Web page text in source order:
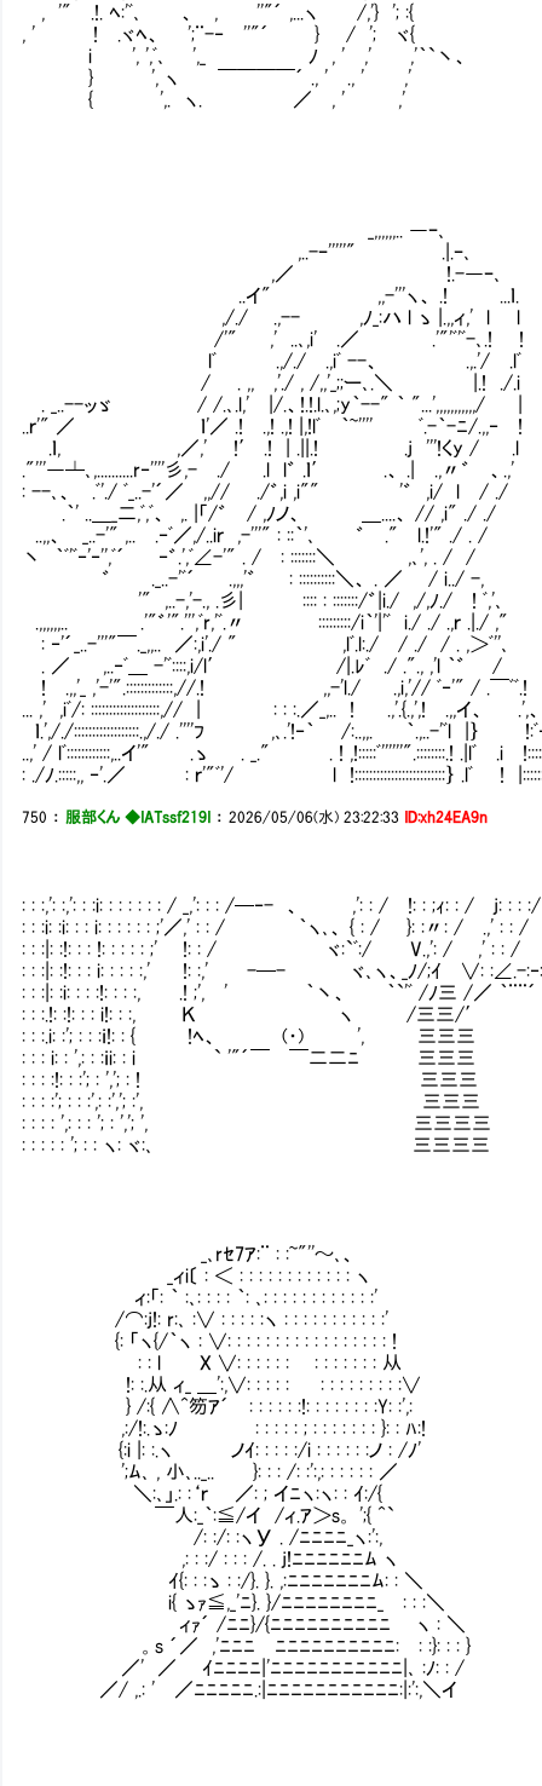
, '" .!. ﾍ:'ﾞ､ 、 , ''"´ ,...ヽ /,'} '; :{
, ' ! .ヾﾍ、 ';¨-‐ ''"´ } / '; ヾ{
i ', ',ﾞ､ ',_ ﾉ , ' ,' ,'｀`丶、
} ', ヽ ￣￣￣￣´ ., ' ., ' ,'
{ ',. ヽ. ／ , ' ,'
_,,,,,,.. ―ｰ､
,..-ｰ'''''" .|.ｰ､
,／ !.-―ｰ､
..イ" ,,-'''ヽ、 .! ...ｌ.
,/./ .,-- ,ﾉ_:ハ l ゝ |.,,ィ,' l l
/'" ,' ..､,i' .／ .'"'ﾞ'ﾞ-､.! !
lﾞ .,/./ .,iﾞ --、 .,.'/ .lﾞ
/ . ,, ,'./ , /,,'_;;ー､.＼ |.! ./.i
. _..--ッゞ / /.､.l,' |/.、!.!.l.､,;y｀--" ｀ "...',,,,,,,,,,,/ |
..ｒ'" ／ ｌ'／ .! .,! .,! |,!lﾞ ｀~'''' ﾞ.-｀-ﾆ/
.ｌ, ,／,' !′ .! | .||.! .j '''!くy / .l
."'''―┴､,..........r‐''''彡,- ./ .l l゛ .ｌ′ .、 .| .,〃゛ 、.,'
: --､、 .ﾞ'./ ﾞ_..-'´／ ,,// ./゛,i ,i"" '゛ ,i/ l / ./
.｀' ..＿_二,ﾞ,ﾞ、 ,. |「/゛ / ,ﾉノ、 ＿....、 // ,i" ./ ./
..,,、 _..-'" ,.. .‐ﾞ／,/..iｒ ,-'''" : ::｀'､ ゛ ." l.!'" ./ . /
丶 ｀ﾞ'ﾞ‐'‐'',ﾞ´ ‐゛.',ﾞ∠-'" . / : :::::::＼ ,､', . / /
゛ ._..-'ﾞ´ .,,,'゛ : ::::::::::＼、 . ／ / i../ -,
'" ,..-,'-., .彡| :::: : :::::::/゛|i./ ,/,ﾉ./ ! ﾞ,'､
.,,,,,,.. .'"゛'".''',ﾞr,'ﾞ.〃 :::::::::/i｀'|'ﾞ i./ ./ .,ｒ .|./ ,"
: ‐'´_..-'''"￣._,,.. ／:,i'./ " ,lﾞ.l:./ / ./ / . ,＞ﾞ''､
. ／ ,..‐ﾞ＿ -'ﾞ::::,i/l′ /|.ﾚﾞ ./ ."., ,'l ｀゛ /
! .,,'_ ,'-'".:::::::::::::,//.! ,,-'l./ .,i,'// ﾞ‐'" / .￣ﾞﾞ.!
... ,' ,iﾞ/: :::::::::::::::::::,// | : : :.／_,.. ! .,'.{.,',! .,,イ、 .',、
ｌ.',/./::::::::::::::::::.,/./ .''''ﾌ ,､.'!‐｀ /:..,,. ｀.,..-'ﾞl |｝ !:ﾞ
..,' / lﾞ::::::::::::,..イ'" .ゝ . _." . ! ,!:::::ﾞ''''''".::::::::.! .|lﾞ .i
: ./ﾉ.:::::,, ‐'.／ : ｒ'"ﾞ'/ l !:::::::::::::::::::::::::｝ .lﾞ !
750 ： 服部くん ◆IATssf219I ：2026/05/06(水) 23:22:33 ID:xh24EA9n
: : :,': :,': : :i: : : : : : : / _,': : : /─‐- 、 ,': : / !: : ;ｨ: :
: : :i: :i: : : i: : : : : : ;'／,' : : / ｀ヽ､、 { : / }: :〃: /
: : :|: :!: : : !: : : : : ;' !: : / ヾ:`ﾞ:/ V.,': / ,' : :
: : :|: :!: : : i: : : : :,' !: :,' -─- ヾ､ヽ、_ﾉ/;ｲ ∨:
: : :|: :i: : : :!: : : :, .! ;', ' ｀丶、 ｀`'ﾞ /ﾉ三 /／
: : :.!: :!: : : i!: : :, Ｋ ヽ /三三/′ , ' ｀
: : :.i: :'; : : :ｉ!: : { !ﾍ、 (・) ', 三三三 .′
: : : i: : ',: : :ｉi: : i ` '"´￣ ￣二二ﾆ 三三三 "´-
: : : :!: : :'; : ','; : ! 三三
: : : :'; : : :',: :','; :', 三
: : : : ',: : : '; : ','; ', 三三
: : : : : '; : : ヽ: ヾ:､ 三三三
_､rｾ7ｱ:¨ : :~"''～､、
_ィi〔 : ＜ : : : : : : : : : : : : ヽ
ィ:「: ｀ :､: : : : ｀: ､: : : : : : : : : : : :'
/⌒:j!: r:､ :∨ : : : : :ヽ : : : : : : : : : : :'
{: 「ヽ{/｀ヽ : ∨: : : : : : : : : : : : : : : : : !
Ⅶ: : l X ∨: : : : : :Ⅶ : : : : : : : 从
!: :.从 ィ_ ＿':,∨: : : : : Ⅶ : : : : : : : : :∨ そうやって
} /:{ ∧^笏ｱ´Ⅶ: : : : : :!: : : : : : : :Y: :',:Ⅶ
,:/!:.ゝ:ﾉ Ⅶ: : : : : ; : : : : : : : }: : ﾊ:! 心の底から
{:i |: :.ヽ ノｲ: : : : :/i : : : : : :ノ : /ﾉ'
';ﾑ､ , 小､.._.. }: : : /: :':,: : : : : : ／ 救いなん
＼:､」.: :‘ｒ ／: ; イﾆヽ:ヽ: : ｲ:/{
￣人:_｀:≦/イ /ィ.ｱ＞s。 ';{ ^`
/: :/: :ヽУ . /ﾆﾆﾆﾆ_ヽ:':,
,: : :/ : : : /. . j!ﾆﾆﾆﾆﾆﾆﾑ ヽ
ｲ{: : :ゝ : :/}. }. ,:ﾆﾆﾆﾆﾆﾆﾆﾑ: : ＼
i{ ゝｧ≦,_'ﾆ}. }/ﾆﾆﾆﾆﾆﾆﾆﾆ_Ⅶ: : :＼
ィｧ´ /ﾆﾆ}/{ﾆﾆﾆﾆﾆﾆﾆﾆﾆﾆⅦ ヽ : ＼
。s ´／ ,'ﾆﾆﾆⅦﾆﾆﾆﾆﾆﾆﾆﾆﾆﾆ:Ⅷ: :}: : : }
／' ／ ｲﾆﾆﾆﾆ|'ﾆﾆﾆﾆﾆﾆﾆﾆﾆﾆﾆ|､ :ﾉ: : /
／/ ,.: ' ／ﾆﾆﾆﾆﾆ.:|ﾆﾆﾆﾆﾆﾆﾆﾆﾆﾆﾆ:|:':,＼イ